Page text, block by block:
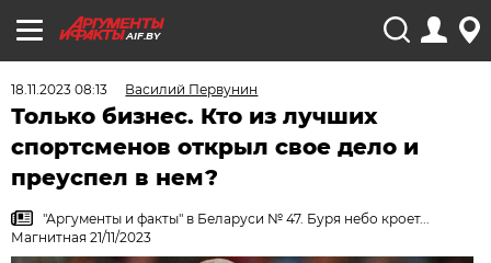
AIF.BY
18.11.2023 08:13 Василий Первунин
Только бизнес. Кто из лучших
спортсменов открыл свое дело и
преуспел в нем?
"Аргументы и факты" в Беларуси № 47. Буря небо кроет...
Магнитная 21/11/2023